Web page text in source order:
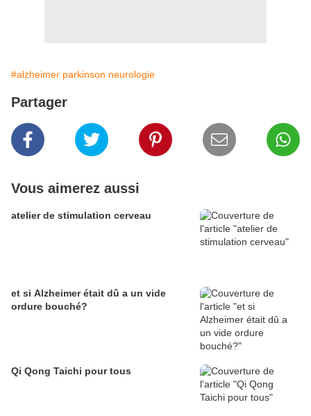
#alzheimer parkinson neurologie
Partager
Vous aimerez aussi
atelier de stimulation cerveau
et si Alzheimer était dû a un vide
ordure bouché?
Qi Qong Taichi pour tous